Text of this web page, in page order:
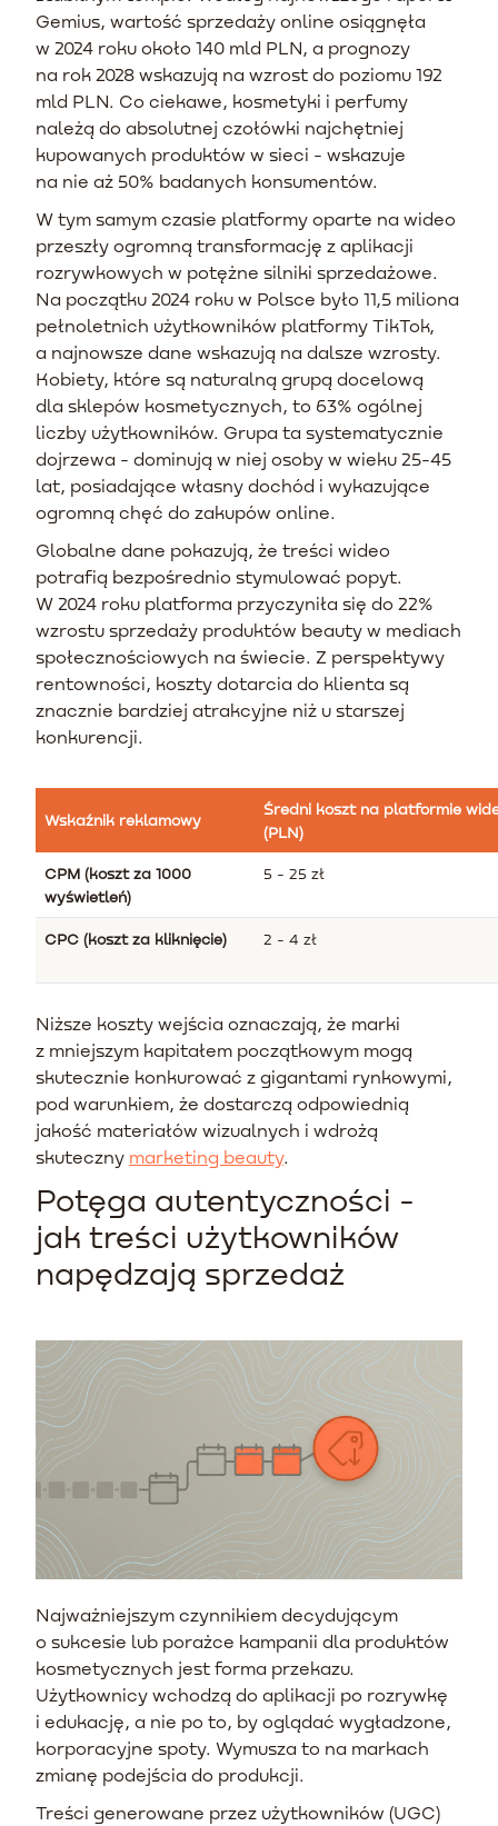
Gemius, wartość sprzedaży online osiągnęła
w 2024 roku około 140 mld PLN, a prognozy
na rok 2028 wskazują na wzrost do poziomu 192
mld PLN. Co ciekawe, kosmetyki i perfumy
należą do absolutnej czołówki najchętniej
kupowanych produktów w sieci - wskazuje
na nie aż 50% badanych konsumentów.
W tym samym czasie platformy oparte na wideo
przeszły ogromną transformację z aplikacji
rozrywkowych w potężne silniki sprzedażowe.
Na początku 2024 roku w Polsce było 11,5 miliona
pełnoletnich użytkowników platformy TikTok,
a najnowsze dane wskazują na dalsze wzrosty.
Kobiety, które są naturalną grupą docelową
dla sklepów kosmetycznych, to 63% ogólnej
liczby użytkowników. Grupa ta systematycznie
dojrzewa - dominują w niej osoby w wieku 25-45
lat, posiadające własny dochód i wykazujące
ogromną chęć do zakupów online.
Globalne dane pokazują, że treści wideo
potrafią bezpośrednio stymulować popyt.
W 2024 roku platforma przyczyniła się do 22%
wzrostu sprzedaży produktów beauty w mediach
społecznościowych na świecie. Z perspektywy
rentowności, koszty dotarcia do klienta są
znacznie bardziej atrakcyjne niż u starszej
konkurencji.
Wskaźnik reklamowy
Średni koszt na platformie
(PLN)
CPM (koszt za 1000
wyświetleń)
5 - 25 zł
CPC (koszt za kliknięcie) 2 - 4 zł
Niższe koszty wejścia oznaczają, że marki
z mniejszym kapitałem początkowym mogą
skutecznie konkurować z gigantami rynkowymi,
pod warunkiem, że dostarczą odpowiednią
jakość materiałów wizualnych i wdrożą
skuteczny marketing beauty.
Potęga autentyczności -
jak treści użytkowników
napędzają sprzedaż
Najważniejszym czynnikiem decydującym
o sukcesie lub porażce kampanii dla produktów
kosmetycznych jest forma przekazu.
Użytkownicy wchodzą do aplikacji po rozrywkę
i edukację, a nie po to, by oglądać wygładzone,
korporacyjne spoty. Wymusza to na markach
zmianę podejścia do produkcji.
Treści generowane przez użytkowników (UGC)